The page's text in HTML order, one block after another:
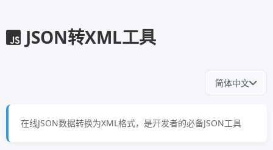
JSON转XML工具
简体中文
在线JSON数据转换为XML格式，是开发者的必备JSON工具